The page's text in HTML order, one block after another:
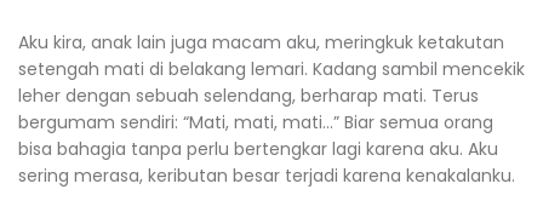
Aku kira, anak lain juga macam aku, meringkuk ketakutan
setengah mati di belakang lemari. Kadang sambil mencekik
leher dengan sebuah selendang, berharap mati. Terus
bergumam sendiri: “Mati, mati, mati…” Biar semua orang
bisa bahagia tanpa perlu bertengkar lagi karena aku. Aku
sering merasa, keributan besar terjadi karena kenakalanku.